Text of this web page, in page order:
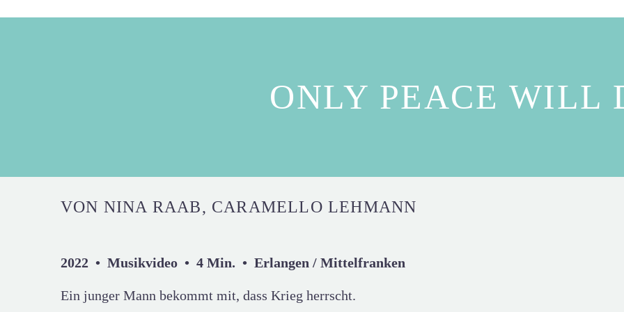
ONLY PEACE WILL
VON NINA RAAB, CARAMELLO LEHMANN
2022 • Musikvideo • 4 Min. • Erlangen / Mittelfranken
Ein junger Mann bekommt mit, dass Krieg herrscht.